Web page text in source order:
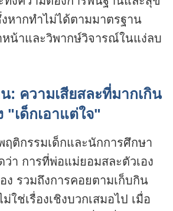
หากทำไม่ได้ตามมาตรฐาน
หน้าและวิพากษ์วิจารณ์ในแง่ลบ
: ความเสียสละที่มากเกิน
"เด็กเอาแต่ใจ"
ติกรรมเด็กและนักการศึกษา
า การที่พ่อแม่ยอมสละตัวเอง
ง รวมถึงการคอยตามเก็บกิน
ใช่เรื่องเชิงบวกเสมอไป เมื่อ